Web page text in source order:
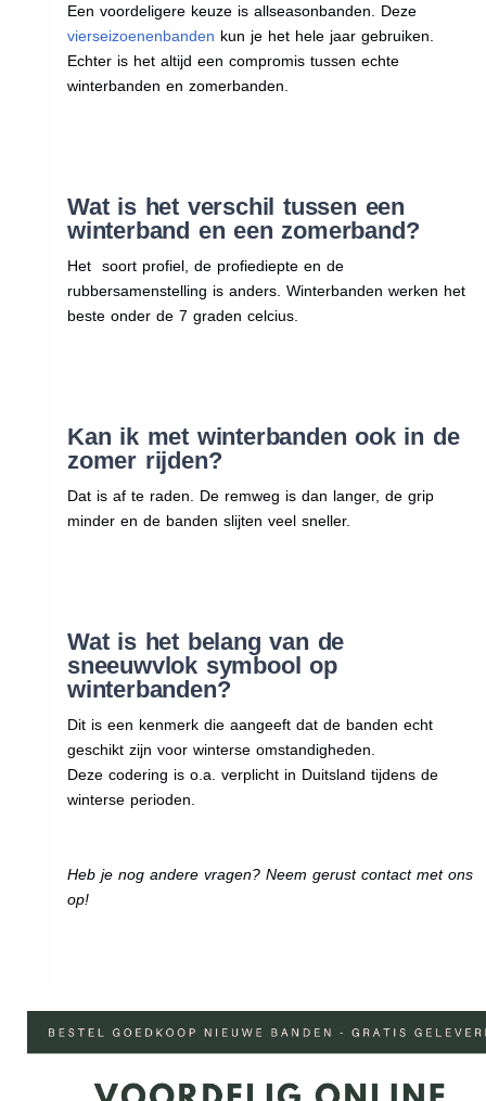
Een voordeligere keuze is allseasonbanden. Deze
vierseizoenenbanden kun je het hele jaar gebruiken.
Echter is het altijd een compromis tussen echte
winterbanden en zomerbanden.
Wat is het verschil tussen een
winterband en een zomerband?
Het soort profiel, de profiediepte en de
rubbersamenstelling is anders. Winterbanden werken het
beste onder de 7 graden celcius.
Kan ik met winterbanden ook in de
zomer rijden?
Dat is af te raden. De remweg is dan langer, de grip
minder en de banden slijten veel sneller.
Wat is het belang van de
sneeuwvlok symbool op
winterbanden?
Dit is een kenmerk die aangeeft dat de banden echt
geschikt zijn voor winterse omstandigheden.
Deze codering is o.a. verplicht in Duitsland tijdens de
winterse perioden.
Heb je nog andere vragen? Neem gerust contact met ons
op!